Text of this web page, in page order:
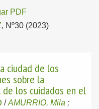
PDF
, Nº30 (2023)
ciudad de los
sobre la
de los cuidados en el
/AMURRIO, Mila ;